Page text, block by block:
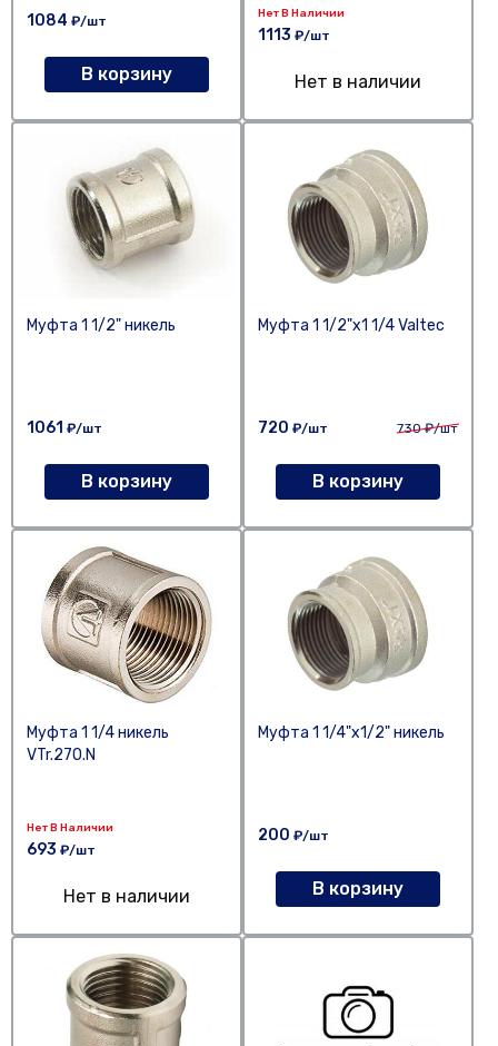
1084 ₽/шт
В корзину
Нет В Наличии
1113 ₽/шт
Нет в наличии
Муфта 1 1/2" никель
1061 ₽/шт
В корзину
Муфта 1 1/2"х1 1/4 Valtec
720 ₽/шт 730₽/шт
В корзину
Муфта 1 1/4 никель
VTr.270.N
Нет В Наличии
693 ₽/шт
Нет в наличии
Муфта 1 1/4"х1/2" никель
200 ₽/шт
В корзину